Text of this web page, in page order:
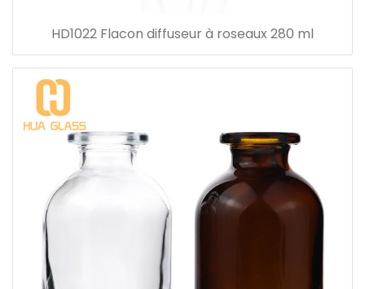
HD1022 Flacon diffuseur à roseaux 280 ml